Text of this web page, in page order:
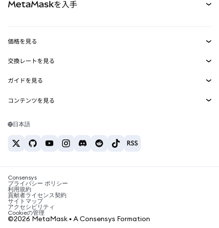
RWA
MetaMask Connect
Snaps
Web3サービス
MetaMaskを入手
セキュリティ
サポート
キャリア
お問い合わせ
価格を見る
イーサリアムの価格
Solanaの価格
Tetherの価格
交換レートを見る
ETH→USD
USDT→INR
BTC→INR
ETH→USDT
ガイドを見る
ETHの購入
USDTの購入
SHIBの購入
BNBの購入
コンテンツを見る
Solanaウォレット
税制関連ニュース
暗号資産の購入方法は？
ビットコインを売るには？
日本語
Consensys
プライバシー ポリシー
利用規約
貢献者ライセンス契約
サイトマップ
アクセシビリティ
Cookieの管理
©2026 MetaMask • A Consensys Formation